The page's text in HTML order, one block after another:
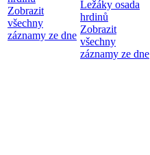
Zobrazit
všechny
záznamy ze dne
Ležáky osada
hrdinů
Zobrazit
všechny
záznamy ze dne